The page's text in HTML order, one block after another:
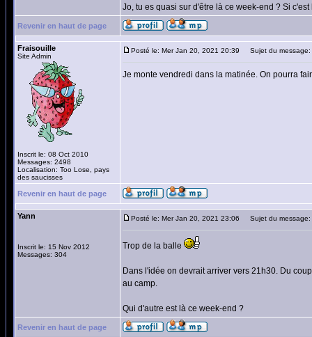
Jo, tu es quasi sur d'être là ce week-end ? Si
Revenir en haut de page
Fraisouille
Site Admin
Inscrit le: 08 Oct 2010
Messages: 2498
Localisation: Too Lose, pays
des saucisses
Posté le: Mer Jan 20, 2021 20:39 Sujet du message:
Je monte vendredi dans la matinée. On pourra
Revenir en haut de page
Yann
Inscrit le: 15 Nov 2012
Messages: 304
Posté le: Mer Jan 20, 2021 23:06 Sujet du message:
Trop de la balle
Dans l'idée on devrait arriver vers 21h30. Du
au camp.
Qui d'autre est là ce week-end ?
Revenir en haut de page